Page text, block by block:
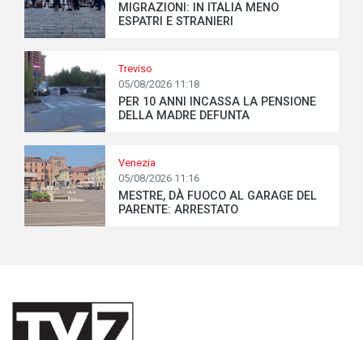
MIGRAZIONI: IN ITALIA MENO
ESPATRI E STRANIERI
Treviso
05/08/2026 11:18
PER 10 ANNI INCASSA LA PENSIONE
DELLA MADRE DEFUNTA
Venezia
05/08/2026 11:16
MESTRE, DÀ FUOCO AL GARAGE DEL
PARENTE: ARRESTATO